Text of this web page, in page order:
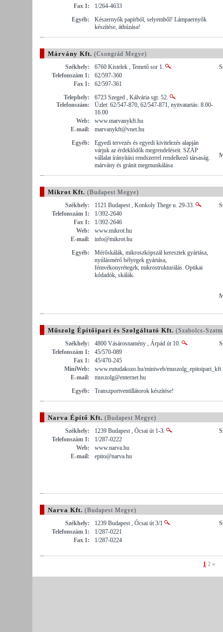
Fax 1:
1/264-4633
Egyéb:
Készernyők papírból, selyemből! Lámpaernyők
készítése, áthúzása!
Márvány Kft. (Csongrád Megye)
Székhely:
6760 Kistelek , Temető sor 1.
Telefonszám 1:
62/597-360
Fax 1:
62/597-361
Telephely:
6723 Szeged , Kálvária sgt. 52.
Telefonszám:
Üzlet: 62/547-870, 62/547-871, nyitvatartás: 8.00-
16.00
Web:
www.marvanykft.hu
E-mail:
marvanykft@vnet.hu
Egyéb:
Egyedi tervezés és egyedi kivitelezés alapján
várjuk az érdeklődők megrendeléseit. SZAP
vállalat írányítási rendszerrel rendelkező társaság.
márvány és gránit megmunkálása
Mikrot Kft. (Budapest Megye)
Székhely:
1121 Budapest , Konkoly Thege u. 29-33.
Telefonszám 1:
1/392-2646
Fax 1:
1/392-2646
Web:
www.mikrot.hu
E-mail:
info@mikrot.hu
Egyéb:
Mérőskálák, mikroszkópszál keresztek gyártása,
nyúlásmérő bélyegek gyártása,
fémvékonyrétegek, mikrostrukturálás. Optikai
kódadók, skálák.
Műszolg Építőipari és Szolgáltató Kft. (Szabolcs-
Székhely:
4800 Vásárosnamény , Árpád út 10.
Telefonszám 1:
45/570-089
Fax 1:
45/470-245
MiniWeb:
www.eutudakozo.hu/miniweb/muszolg_epitoipari_kft
E-mail:
muszolg@enternet.hu
Egyéb:
Transzportventillátorok készítése!
Narva Építő Kft. (Budapest Megye)
Székhely:
1239 Budapest , Ócsai út 1-3.
Telefonszám 1:
1/287-0222
Web:
www.narva.hu
E-mail:
epito@narva.hu
Narva Kft. (Budapest Megye)
Székhely:
1239 Budapest , Ócsai út 3/1
Telefonszám 1:
1/287-0221
Fax 1:
1/287-0224
1 2 »